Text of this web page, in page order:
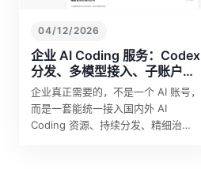
04/12/2026
企业 AI Coding 服务：Codex
分发、多模型接入、子账户治
理与私有化部署
企业真正需要的，不是一个 AI 账号，
而是一套能统一接入国内外 AI
Coding 资源、持续分发、精细治